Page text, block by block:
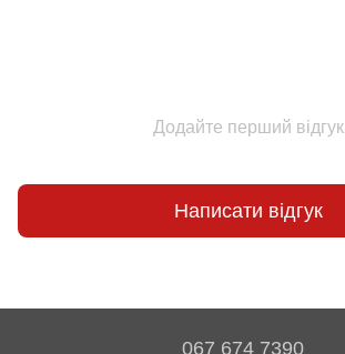
Додайте перший відгук
Написати відгук
067 674 7390